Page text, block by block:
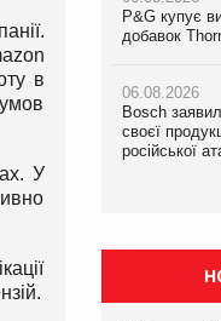
в
У
P&G купує
добавок
06.08.2026
Bosch
своєї
російської
P&G купує
добавок
06.08.2026
Bosch
своєї
російської
P&G купує
добавок
06.08.2026
Bosch
своєї
російської